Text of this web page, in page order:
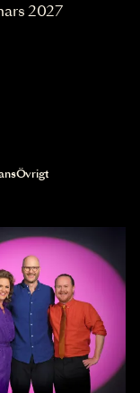
2027
Övrigt